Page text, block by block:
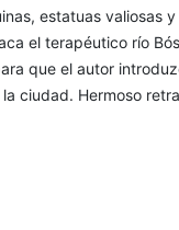
estatuas valiosas
el terapéutico río
que el autor
ciudad. Hermoso